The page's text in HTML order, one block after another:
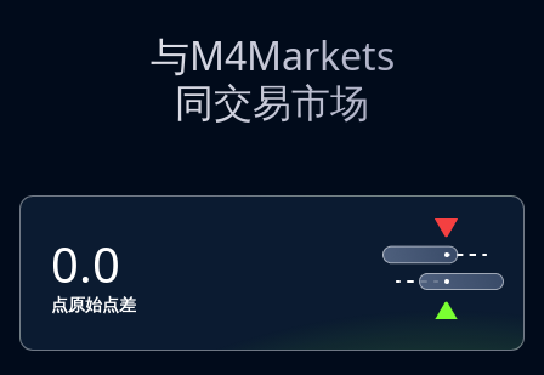
与M4Markets
同交易市场
0.0
点原始点差